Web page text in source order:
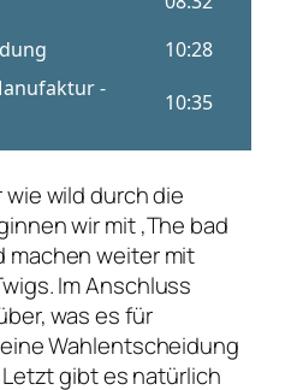
wild durch die
wir mit ‚The bad
machen weiter mit
Im Anschluss
was es für
Wahlentscheidung
gibt es natürlich